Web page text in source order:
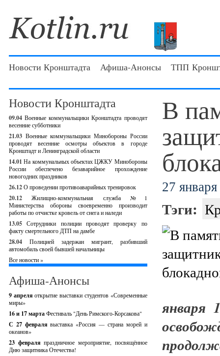
Новости Кронштадта Афиша-Анонсы ТПП
Новости Кронштадта
09.04 Военные коммунальщики Кронштадта проводят
весенние субботники
21.03 Военные коммунальщики Минобороны России
проводят весенние осмотры объектов в городе
Кронштадт и Ленинградской области
14.01 На коммунальных объектах ЦЖКУ Минобороны
России обеспечено безаварийное прохождение
новогодних праздников
26.12О проведении противоаварийных тренировок
20.12
Жилищно-коммунальная служба №1
Министерства обороны своевременно производит
работы по отчистке кровель от снега и наледи
13.05 Сотрудники полиции проводят проверку по
факту смертельного ДТП на дамбе
28.04
Полицией задержан мигрант, разбивший
автомобиль своей бывшей начальницы
Все новости »
Афиша-Анонсы
9 апреляоткрытие выставки студентов «Современные
миры»
16 и 17 мартаФестиваль "День Римского-Корсакова"
С 27 февралявыставка «Россия — страна морей и
океанов»
23 февраляпраздничное мероприятие, посвящённое
Дню защитника Отечества!
В
27
Тэги:
января